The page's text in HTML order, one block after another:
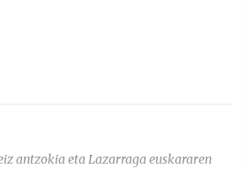
antzokia eta Lazarraga euskararen